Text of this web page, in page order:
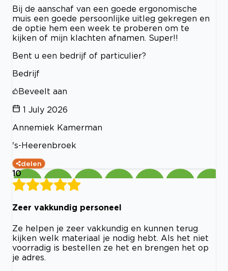
Bij de aanschaf van een goede ergonomische
muis een goede persoonlijke uitleg gekregen en
de optie hem een week te proberen om te
kijken of mijn klachten afnamen. Super!!
Bent u een bedrijf of particulier?
Bedrijf
Beveelt aan
1 July 2026
Annemiek Kamerman
's-Heerenbroek
delen
10
Zeer vakkundig personeel
Ze helpen je zeer vakkundig en kunnen terug
kijken welk materiaal je nodig hebt. Als het niet
voorradig is bestellen ze het en brengen het op
je adres.